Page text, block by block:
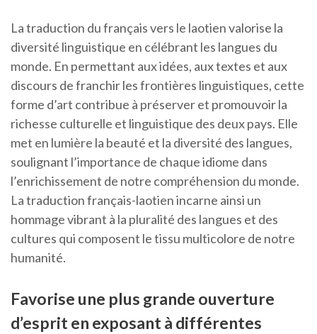
La traduction du français vers le laotien valorise la
diversité linguistique en célébrant les langues du
monde. En permettant aux idées, aux textes et aux
discours de franchir les frontières linguistiques, cette
forme d’art contribue à préserver et promouvoir la
richesse culturelle et linguistique des deux pays. Elle
met en lumière la beauté et la diversité des langues,
soulignant l’importance de chaque idiome dans
l’enrichissement de notre compréhension du monde.
La traduction français-laotien incarne ainsi un
hommage vibrant à la pluralité des langues et des
cultures qui composent le tissu multicolore de notre
humanité.
Favorise une plus grande ouverture
d’esprit en exposant à différentes